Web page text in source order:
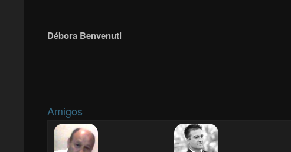
Débora Benvenuti
Amigos